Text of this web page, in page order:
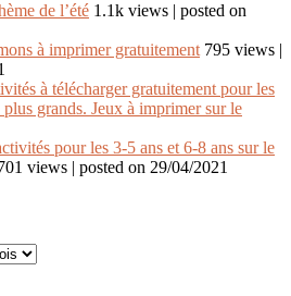
de l’été 1.1k views | posted on
à imprimer gratuitement 795 views |
pour les 3-5 ans et 6-8 ans sur le
views | posted on 29/04/2021